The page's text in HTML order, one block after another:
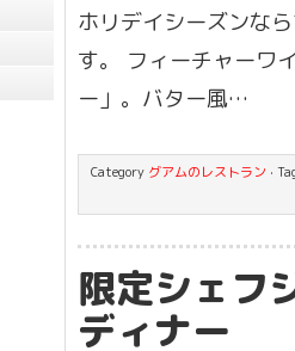
ホリデイシーズンな
す。 フィーチャーワ
ー」。バター風…
Category グアムのレストラン ·
限定シェフ
ディナー